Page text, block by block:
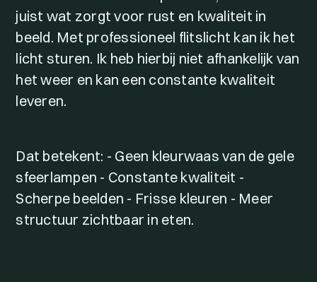
juist wat zorgt voor rust en kwaliteit in
beeld. Met professioneel flitslicht kan ik het
licht sturen. Ik heb hierbij niet afhankelijk van
het weer en kan een constante kwaliteit
leveren.
Dat betekent: - Geen kleurwaas van de gele
sfeerlampen - Constante kwaliteit -
Scherpe beelden - Frisse kleuren - Meer
structuur zichtbaar in eten.